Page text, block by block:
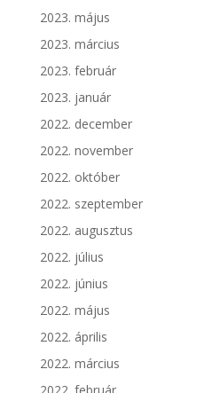
2023. május
2023. március
2023. február
2023. január
2022. december
2022. november
2022. október
2022. szeptember
2022. augusztus
2022. július
2022. június
2022. május
2022. április
2022. március